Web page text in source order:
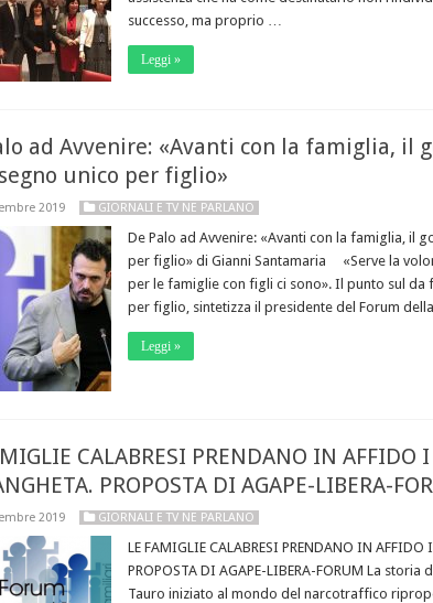
successo, ma proprio …
Leggi »
ad Avvenire: «Avanti con la famiglia, il
unico per figlio»
2019 GIORNALI E TV NE PARLANO
De Palo ad Avvenire: «Avanti con la famiglia, il
per figlio» di Gianni Santamaria «Serve la
per le famiglie con figli ci sono». Il punto sul da
per figlio, sintetizza il presidente del Forum
Leggi »
CALABRESI PRENDANO IN AFFIDO
PROPOSTA DI AGAPE-LIBERA-
2019 GIORNALI E TV NE PARLANO
LE FAMIGLIE CALABRESI PRENDANO IN AFFIDO
PROPOSTA DI AGAPE-LIBERA-FORUM La
Tauro iniziato al mondo del narcotraffico